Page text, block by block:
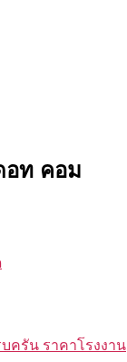
อท คอม
ครัน ราคาโรงงาน